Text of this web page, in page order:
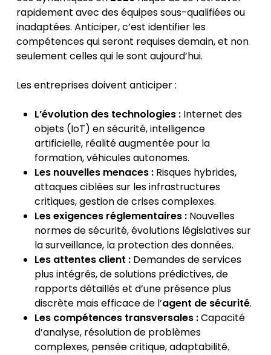
rapidement avec des équipes sous-qualifiées ou
inadaptées. Anticiper, c’est identifier les
compétences qui seront requises demain, et non
seulement celles qui le sont aujourd’hui.
Les entreprises doivent anticiper :
L’évolution des technologies :Internet des
objets (IoT) en sécurité, intelligence
artificielle, réalité augmentée pour la
formation, véhicules autonomes.
Les nouvelles menaces :Risques hybrides,
attaques ciblées sur les infrastructures
critiques, gestion de crises complexes.
Les exigences réglementaires :Nouvelles
normes de sécurité, évolutions législatives sur
la surveillance, la protection des données.
Les attentes client :Demandes de services
plus intégrés, de solutions prédictives, de
rapports détaillés et d’une présence plus
discrète mais efficace de l’agent de sécurité.
Les compétences transversales :Capacité
d’analyse, résolution de problèmes
complexes, pensée critique, adaptabilité.